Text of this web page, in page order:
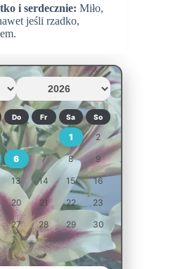
i serdecznie: Miło,
jeśli rzadko,
Do Fr Sa So
1 2
6 7 8 9
13 14 15 16
20 21 22 23
27 28 29 30